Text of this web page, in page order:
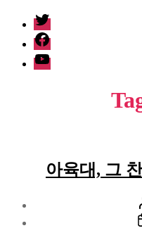
twitter
facebook
Youtube
아육대, 그